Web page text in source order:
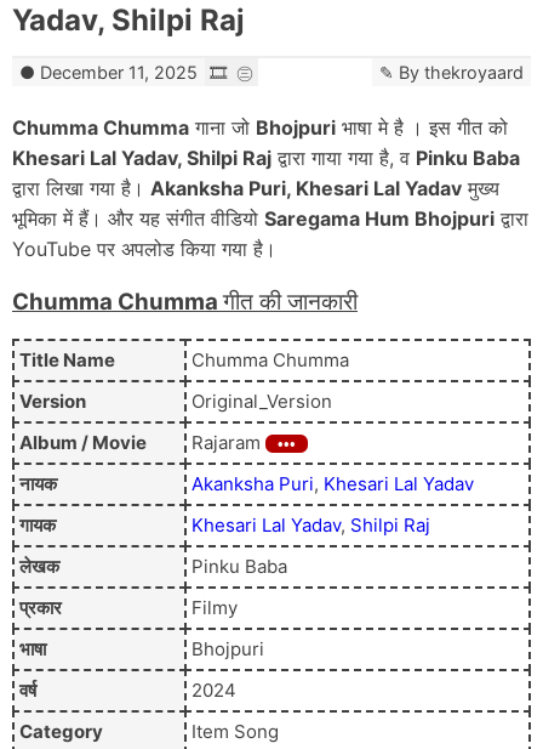
Yadav, Shilpi Raj
December 11, 2025 By thekroyaard
Chumma Chumma गाना जो Bhojpuri भाषा मे है । इस गीत को
Khesari Lal Yadav, Shilpi Raj द्वारा गाया गया है, व Pinku Baba
द्वारा लिखा गया है। Akanksha Puri, Khesari Lal Yadav मुख्य
भूमिका में हैं। और यह संगीत वीडियो Saregama Hum Bhojpuri द्वारा
YouTube पर अपलोड किया गया है।
Chumma Chummaगीत की जानकारी
Title Name
Chumma Chumma
Version
Original_Version
Album / Movie
Rajaram
नायक
Akanksha Puri, Khesari Lal Yadav
गायक
Khesari Lal Yadav, Shilpi Raj
लेखक
Pinku Baba
प्रकार
Filmy
भाषा
Bhojpuri
वर्ष
2024
Category
Item Song